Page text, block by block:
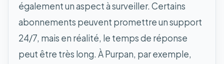
également un aspect à surveiller. Certains
abonnements peuvent promettre un support
24/7, mais en réalité, le temps de réponse
peut être très long. À Purpan, par exemple,